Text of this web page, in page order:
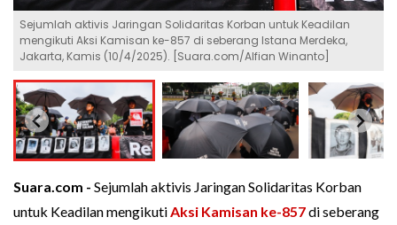
Sejumlah aktivis Jaringan Solidaritas Korban untuk Keadilan
mengikuti Aksi Kamisan ke-857 di seberang Istana Merdeka,
Jakarta, Kamis (10/4/2025). [Suara.com/Alfian Winanto]
Suara.com - Sejumlah aktivis Jaringan Solidaritas Korban
untuk Keadilan mengikutiAksi Kamisan ke-857di seberang